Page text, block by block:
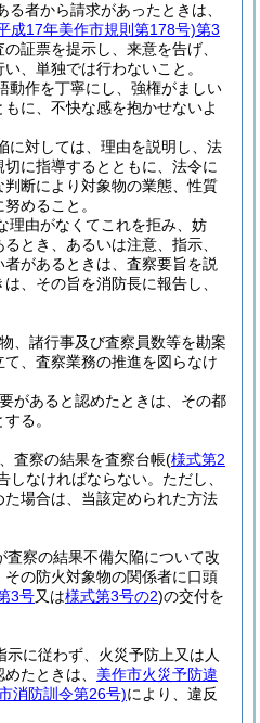
る者から請求があったときは、
成17年美作市規則第178号)第3
証票を提示し、来意を告げ、
、単独では行わないこと。
動作を丁寧にし、強権がましい
に、不快な感を抱かせないよ
に対しては、理由を説明し、法
に指導するとともに、法令に
断により対象物の業態、性質
めること。
理由がなくてこれを拒み、妨
とき、あるいは注意、指示、
があるときは、査察要旨を説
、その旨を消防長に報告し、
、諸行事及び査察員数等を勘案
、査察業務の推進を図らなけ
があると認めたときは、その都
る。
査察の結果を査察台帳(様式第2
しなければならない。 ただし、
場合は、当該定められた方法
査察の結果不備欠陥について改
の防火対象物の関係者に口頭
3号又は様式第3号の2)の交付を
示に従わず、火災予防上又は人
たときは、 美作市火災予防違
消防訓令第26号)により、違反